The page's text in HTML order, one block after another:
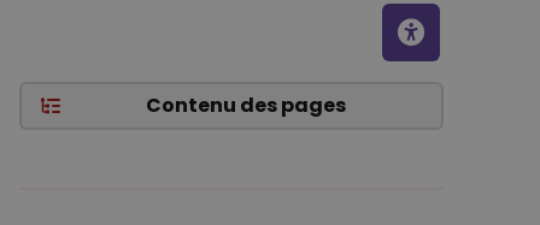
Contenu des pages